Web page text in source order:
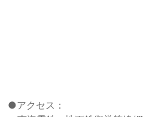
●アクセス：